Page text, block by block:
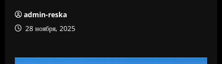
admin-reska
28 ноября, 2025